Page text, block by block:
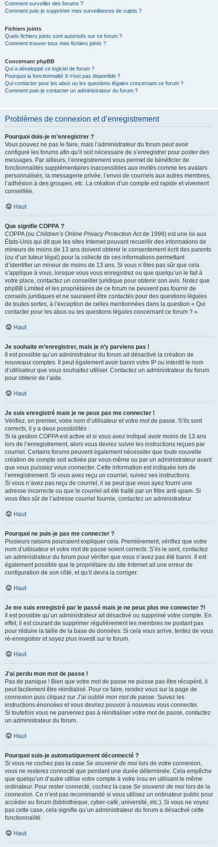
Comment surveiller des forums ?
Comment puis-je supprimer mes surveillances de sujets ?
Fichiers joints
Quels fichiers joints sont autorisés sur ce forum ?
Comment trouver tous mes fichiers joints ?
Concernant phpBB
Qui a développé ce logiciel de forum ?
Pourquoi la fonctionnalité X n’est pas disponible ?
Qui contacter pour les abus ou les questions légales concernant ce forum ?
Comment puis-je contacter un administrateur du forum ?
Problèmes de connexion et d’enregistrement
Pourquoi dois-je m’enregistrer ?
Vous pouvez ne pas le faire, mais l’administrateur du forum peut avoir
configuré les forums afin qu’il soit nécessaire de s’enregistrer pour poster des
messages. Par ailleurs, l’enregistrement vous permet de bénéficier de
fonctionnalités supplémentaires inaccessibles aux invités comme les avatars
personnalisés, la messagerie privée, l’envoi de courriels aux autres membres,
l’adhésion à des groupes, etc. La création d’un compte est rapide et vivement
conseillée.
Haut
Que signifie COPPA ?
COPPA (ou Children’s Online Privacy Protection Actde 1998) est une loi aux
États-Unis qui dit que les sites Internet pouvant recueillir des informations de
mineurs de moins de 13 ans doivent obtenir le consentement écrit des parents
(ou d’un tuteur légal) pour la collecte de ces informations permettant
d’identifier un mineur de moins de 13 ans. Si vous n’êtes pas sûr que cela
s’applique à vous, lorsque vous vous enregistrez ou que quelqu’un le fait à
votre place, contactez un conseiller juridique pour obtenir son avis. Notez que
phpBB Limited et les propriétaires de ce forum ne peuvent pas fournir de
conseils juridiques et ne sauraient être contactés pour des questions légales
de toutes sortes, à l’exception de celles mentionnées dans la question « Qui
contacter pour les abus ou les questions légales concernant ce forum ? ».
Haut
Je souhaite m’enregistrer, mais je n’y parviens pas !
Il est possible qu’un administrateur du forum ait désactivé la création de
nouveaux comptes. Il peut également avoir banni votre IP ou interdit le nom
d’utilisateur que vous souhaitez utiliser. Contactez un administrateur du forum
pour obtenir de l’aide.
Haut
Je suis enregistré mais je ne peux pas me connecter !
Vérifiez, en premier, votre nom d’utilisateur et votre mot de passe. S’ils sont
corrects, il y a deux possibilités :
Si la gestion COPPA est active et si vous avez indiqué avoir moins de 13 ans
lors de l’enregistrement, alors vous devrez suivre les instructions reçues par
courriel. Certains forums peuvent également nécessiter que toute nouvelle
création de compte soit activée par vous-même ou par un administrateur avant
que vous puissiez vous connecter. Cette information est indiquée lors de
l’enregistrement. Si vous avez reçu un courriel, suivez ses instructions.
Si vous n’avez pas reçu de courriel, il se peut que vous ayez fourni une
adresse incorrecte ou que le courriel ait été traité par un filtre anti-spam. Si
vous êtes sûr de l’adresse courriel fournie, contactez un administrateur.
Haut
Pourquoi ne puis-je pas me connecter ?
Plusieurs raisons pourraient expliquer cela. Premièrement, vérifiez que votre
nom d’utilisateur et votre mot de passe soient corrects. S’ils le sont, contactez
un administrateur du forum pour vérifier que vous n’avez pas été banni. Il est
également possible que le propriétaire du site Internet ait une erreur de
configuration de son côté, et qu’il devra la corriger.
Haut
Je me suis enregistré par le passé mais je ne peux plus me connecter ?!
Il est possible qu’un administrateur ait désactivé ou supprimé votre compte. En
effet, il est courant de supprimer régulièrement les membres ne postant pas
pour réduire la taille de la base de données. Si cela vous arrive, tentez de vous
ré-enregistrer et soyez plus investi sur le forum.
Haut
J’ai perdu mon mot de passe !
Pas de panique ! Bien que votre mot de passe ne puisse pas être récupéré, il
peut facilement être réinitialisé. Pour ce faire, rendez vous sur la page de
connexion puis cliquez sur J’ai oublié mon mot de passe. Suivez les
instructions énoncées et vous devriez pouvoir à nouveau vous connecter.
Si toutefois vous ne parveniez pas à réinitialiser votre mot de passe, contactez
un administrateur du forum.
Haut
Pourquoi suis-je automatiquement déconnecté ?
Si vous ne cochez pas la case Se souvenir de moi lors de votre connexion,
vous ne resterez connecté que pendant une durée déterminée. Cela empêche
que quelqu’un d’autre utilise votre compte à votre insu en utilisant le même
ordinateur. Pour rester connecté, cochez la case Se souvenir de moi lors de la
connexion. Ce n’est pas recommandé si vous utilisez un ordinateur public pour
accéder au forum (bibliothèque, cyber-café, université, etc.). Si vous ne voyez
pas cette case, cela signifie qu’un administrateur du forum a désactivé cette
fonctionnalité.
Haut